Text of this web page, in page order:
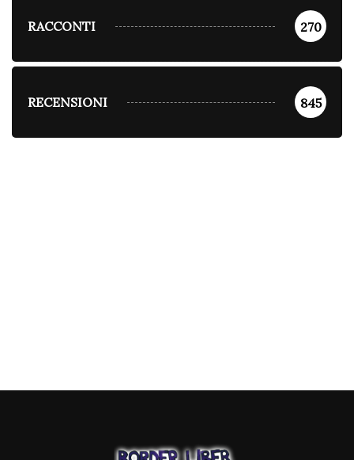
RACCONTI 270
RECENSIONI 845